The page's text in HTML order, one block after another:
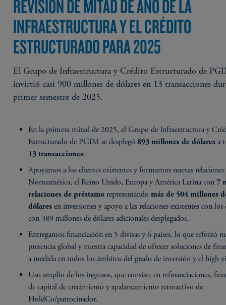
REVISIÓN DE MITAD DE AÑO DE LA
INFRAESTRUCTURA Y EL CRÉDITO
ESTRUCTURADO PARA 2025
El Grupo de Infraestructura y Crédito Estructurado de
invirtió casi 900 millones de dólares en 13 transacciones
primer semestre de 2025.
En la primera mitad de 2025, el Grupo de Infraestructura y
Estructurado de PGIM se desplegó893 millones de dólaresa
13 transacciones.
Apoyamos a los clientes existentes y formamos nuevas
Norteamérica, el Reino Unido, Europa y América Latina con7
relaciones de préstamo representandomás de 504 millones
dólares en inversiones y apoyo a las relaciones existentes con los
con 389 millones de dólares adicionales desplegados.
Entregamos financiación en 5 divisas y 6 países, lo que reforzó
presencia global y nuestra capacidad de ofrecer soluciones de
a medida en todos los ámbitos del grado de inversión y el high
Uso amplio de los ingresos, que consiste en refinanciaciones,
de capital de crecimiento y apalancamiento retroactivo de
HoldCo/patrocinador.